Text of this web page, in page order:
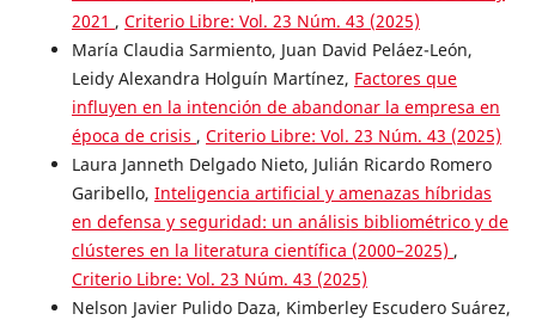
2021 , Criterio Libre: Vol. 23 Núm. 43 (2025)
María Claudia Sarmiento, Juan David Peláez-León,
Leidy Alexandra Holguín Martínez, Factores que
influyen en la intención de abandonar la empresa en
época de crisis , Criterio Libre: Vol. 23 Núm. 43 (2025)
Laura Janneth Delgado Nieto, Julián Ricardo Romero
Garibello, Inteligencia artificial y amenazas híbridas
en defensa y seguridad: un análisis bibliométrico y de
clústeres en la literatura científica (2000–2025) ,
Criterio Libre: Vol. 23 Núm. 43 (2025)
Nelson Javier Pulido Daza, Kimberley Escudero Suárez,